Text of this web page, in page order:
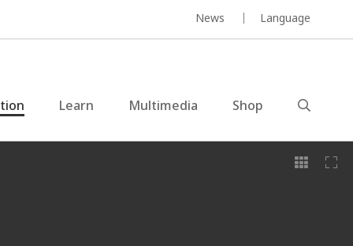
News Language
Learn Multimedia Shop